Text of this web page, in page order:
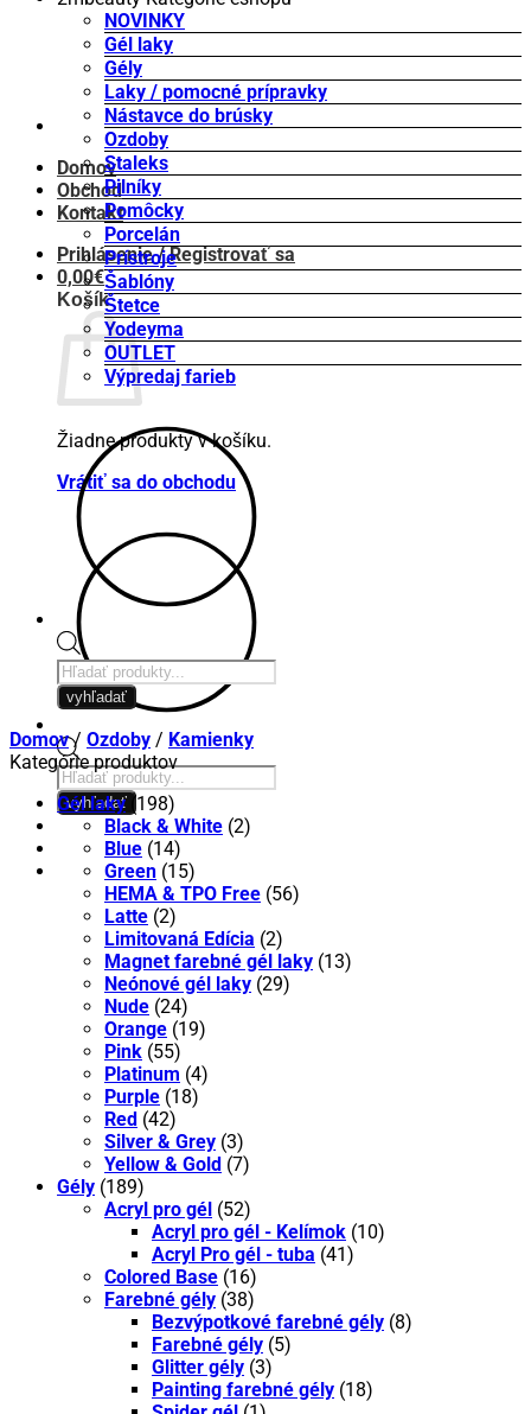
Domov
Obchod
Kontakt
Prihlásenie / Registrovať sa
0,00€
Košík
Žiadne produkty v košíku.
Vrátiť sa do obchodu
Products
search
vyhľadať
NOVINKY
Gél laky
Gély
Laky / pomocné prípravky
Nástavce do brúsky
Ozdoby
Staleks
Pilníky
Pomôcky
Porcelán
Prístroje
Šablóny
Štetce
Yodeyma
OUTLET
Výpredaj farieb
Products
search
vyhľadať
Domov / Ozdoby / Kamienky
Kategórie produktov
Gél laky (198)
Black & White (2)
Blue (14)
Green (15)
HEMA & TPO Free (56)
Latte (2)
Limitovaná Edícia (2)
Magnet farebné gél laky (13)
Neónové gél laky (29)
Nude (24)
Orange (19)
Pink (55)
Platinum (4)
Purple (18)
Red (42)
Silver & Grey (3)
Yellow & Gold (7)
Gély (189)
Acryl pro gél (52)
Acryl pro gél - Kelímok (10)
Acryl Pro gél - tuba (41)
Colored Base (16)
Farebné gély (38)
Bezvýpotkové farebné gély (8)
Farebné gély (5)
Glitter gély (3)
Painting farebné gély (18)